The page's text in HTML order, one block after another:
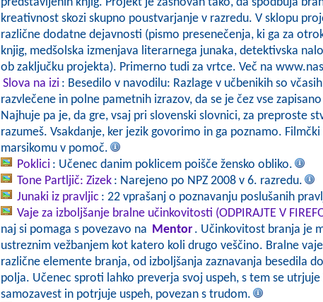
kreativnost skozi skupno poustvarjanje v razredu. V sklopu
različne dodatne dejavnosti (pismo presenečenja, ki ga za
knjig, medšolska izmenjava literarnega junaka, detektivska
ob zaključku projekta). Primerno tudi za vrtce. Več na
Slova na izi : Besedilo v navodilu: Razlage v učbenikih so
razvlečene in polne pametnih izrazov, da se je čez vse
Najhuje pa je, da gre, vsaj pri slovenski slovnici, za preproste
razumeš. Vsakdanje, ker jezik govorimo in ga poznamo. Filmčki
marsikomu v pomoč.
Poklici : Učenec danim poklicem poišče žensko obliko.
Tone Partljič: Zizek : Narejeno po NPZ 2008 v 6. razredu.
Junaki iz pravljic : 22 vprašanj o poznavanju poslušanih
Vaje za izboljšanje bralne učinkovitosti (ODPIRAJTE V
naj si pomaga s povezavo na Mentor . Učinkovitost branja je
ustreznim vežbanjem kot katero koli drugo veščino. Bralne
različne elemente branja, od izboljšanja zaznavanja besedila
polja. Učenec sproti lahko preverja svoj uspeh, s tem se
samozavest in potrjuje uspeh, povezan s trudom.